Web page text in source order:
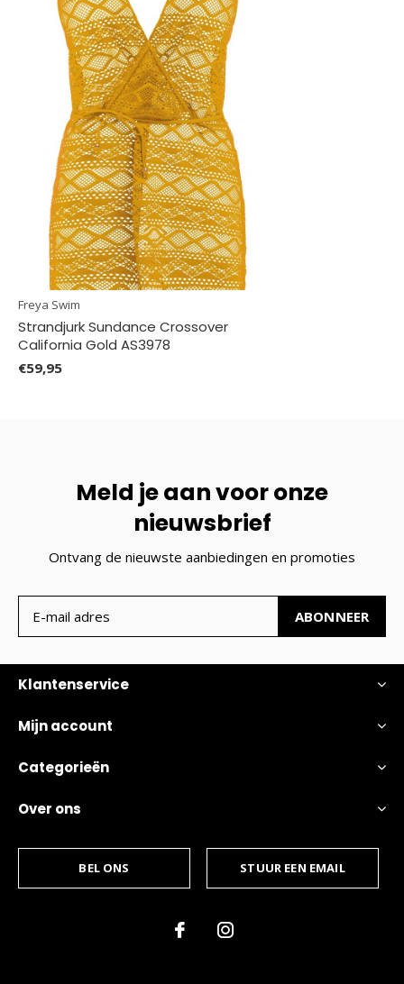
Freya Swim
Strandjurk Sundance Crossover
California Gold AS3978
€59,95
Meld je aan voor onze
nieuwsbrief
Ontvang de nieuwste aanbiedingen en promoties
ABONNEER
Klantenservice
Mijn account
Categorieën
Over ons
BEL ONS STUUR EEN EMAIL